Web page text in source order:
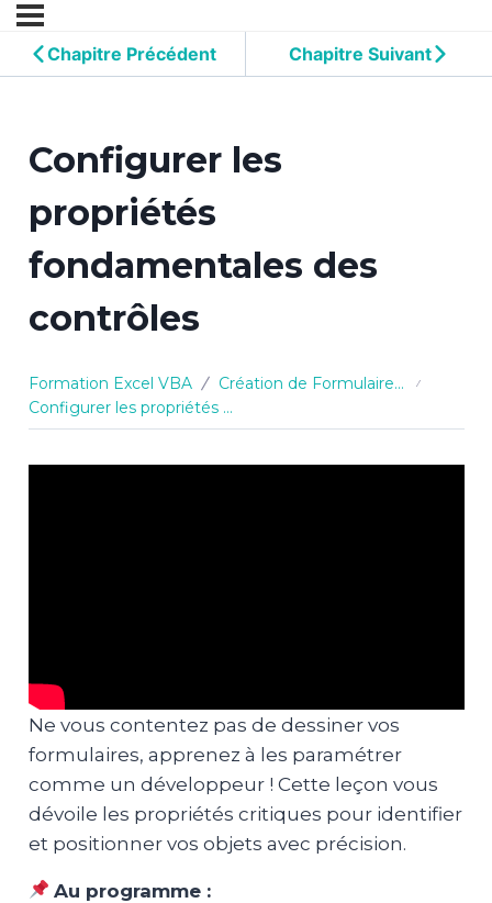
Chapitre Précédent Chapitre Suivant
Configurer les
propriétés
fondamentales des
contrôles
Formation Excel VBA
Création de Formulaires Personnalisés (UserForms)
Configurer les propriétés fondamentales des contrôles
Ne vous contentez pas de dessiner vos
formulaires, apprenez à les paramétrer
comme un développeur ! Cette leçon vous
dévoile les propriétés critiques pour identifier
et positionner vos objets avec précision.
Au programme :